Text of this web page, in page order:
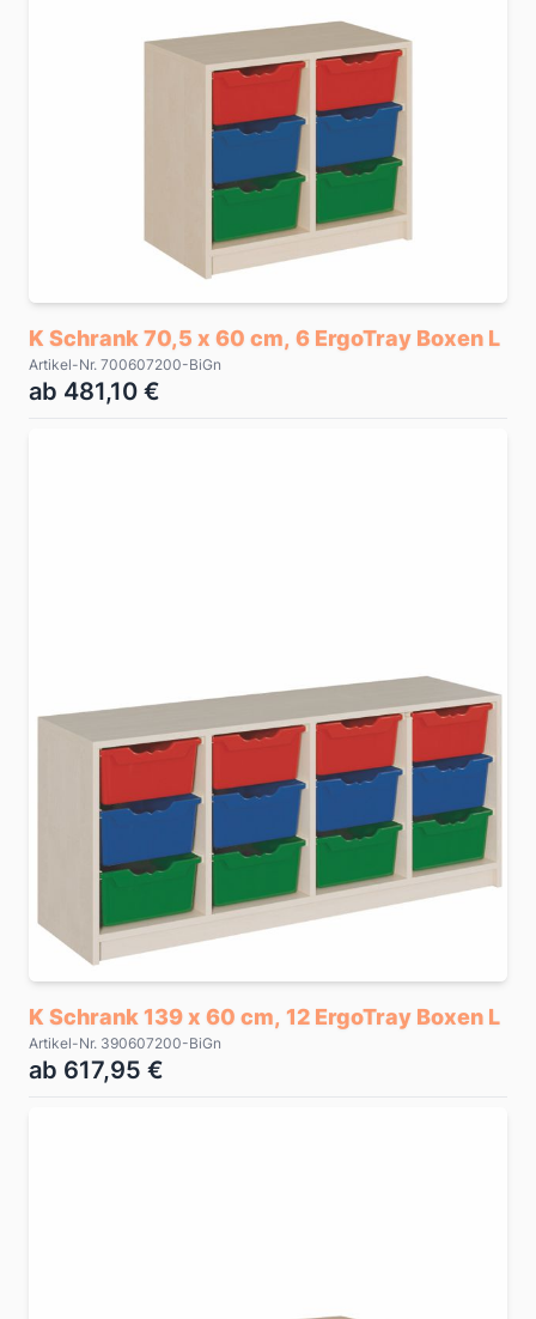
K Schrank 70,5 x 60 cm, 6 ErgoTray Boxen L
Artikel-Nr. 700607200-BiGn
ab 481,10 €
K Schrank 139 x 60 cm, 12 ErgoTray Boxen L
Artikel-Nr. 390607200-BiGn
ab 617,95 €